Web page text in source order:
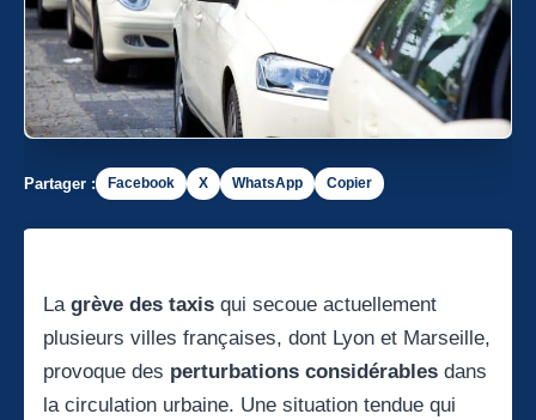
Partager : Facebook X WhatsApp Copier
La grève des taxis qui secoue actuellement
plusieurs villes françaises, dont Lyon et Marseille,
provoque des perturbations considérables dans
la circulation urbaine. Une situation tendue qui